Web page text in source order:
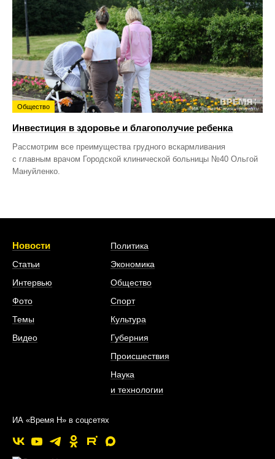
Общество
Инвестиция в здоровье и благополучие ребенка
Рассмотрим все преимущества грудного вскармливания
с главным врачом Городской клинической больницы №40 Ольгой
Мануйленко.
Новости
Статьи
Интервью
Фото
Темы
Видео
Политика
Экономика
Общество
Спорт
Культура
Губерния
Происшествия
Наука
и технологии
ИА «Время Н» в соцсетях